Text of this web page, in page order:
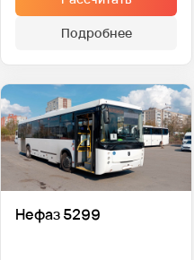
Подробнее
Нефаз 5299